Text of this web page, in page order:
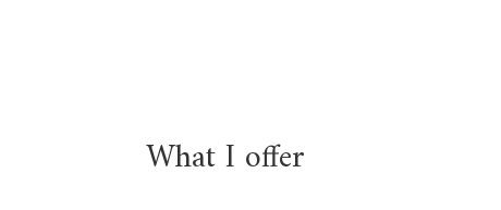
What I offer